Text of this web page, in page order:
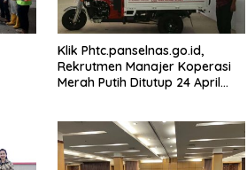
Klik Phtc.panselnas.go.id,
Rekrutmen Manajer Koperasi
Merah Putih Ditutup 24 April